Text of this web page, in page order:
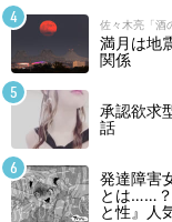
佐々木亮「酒
満月は地
関係
承認欲求
話
発達障害
とは……
と性』人